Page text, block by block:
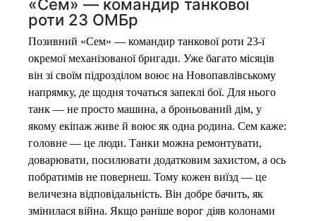
«Сем» — командир танкової
роти 23 ОМБр
Позивний «Сем» — командир танкової роти 23-ї
окремої механізованої бригади. Уже багато місяців
він зі своїм підрозділом воює на Новопавлівському
напрямку, де щодня точаться запеклі бої. Для нього
танк — не просто машина, а броньований дім, у
якому екіпаж живе й воює як одна родина. Сем каже:
головне — це люди. Танки можна ремонтувати,
доварювати, посилювати додатковим захистом, а ось
побратимів не повернеш. Тому кожен виїзд — це
величезна відповідальність. Він добре бачить, як
змінилася війна. Якщо раніше ворог діяв колонами